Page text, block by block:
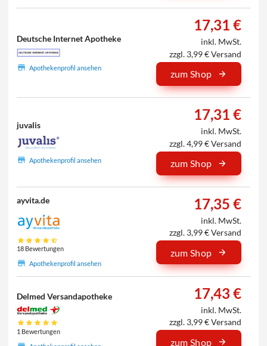
Deutsche Internet Apotheke
Apothekenprofil ansehen
17,31 €
inkl. MwSt.
zzgl. 3,99 € Versand
zum Shop
juvalis
Apothekenprofil ansehen
17,31 €
inkl. MwSt.
zzgl. 4,99 € Versand
zum Shop
ayvita.de
18 Bewertungen
Apothekenprofil ansehen
17,35 €
inkl. MwSt.
zzgl. 3,99 € Versand
zum Shop
Delmed Versandapotheke
1 Bewertungen
17,43 €
inkl. MwSt.
zzgl. 3,99 € Versand
zum Shop